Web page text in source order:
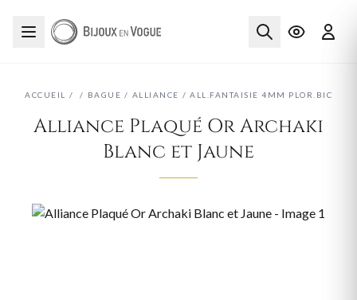
ACCUEIL / / BAGUE / ALLIANCE / ALL.FANTAISIE 4MM PLOR.BIC
Alliance Plaqué Or Archaki
Blanc et Jaune